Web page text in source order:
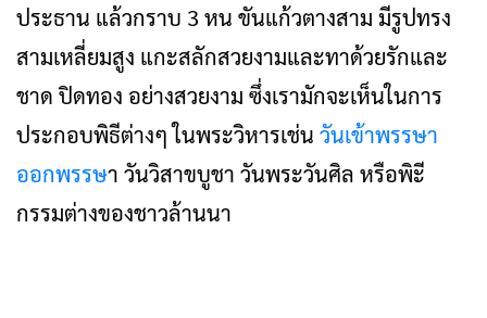
ประธาน แล้วกราบ 3 หน ขันแก้วตางสาม มีรูปทรง
สามเหลี่ยมสูง แกะสลักสวยงามและทาด้วยรักและ
ชาด ปิดทอง อย่างสวยงาม ซึ่งเรามักจะเห็นในการ
ประกอบพิธีต่างๆ ในพระวิหารเช่น วันเข้าพรรษา
ออกพรรษา วันวิสาขบูชา วันพระวันศิล หรือพิะี
กรรมต่างของชาวล้านนา